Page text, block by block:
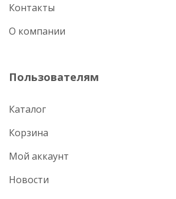
Контакты
О компании
Пользователям
Каталог
Корзина
Мой аккаунт
Новости